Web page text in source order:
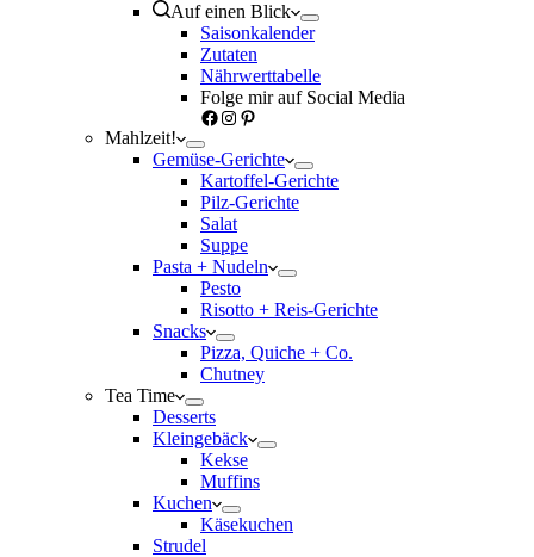
Auf einen Blick
Saisonkalender
Zutaten
Nährwerttabelle
Folge mir auf Social Media
Facebook
Instagram
Pinterest
Mahlzeit!
Gemüse-Gerichte
Kartoffel-Gerichte
Pilz-Gerichte
Salat
Suppe
Pasta + Nudeln
Pesto
Risotto + Reis-Gerichte
Snacks
Pizza, Quiche + Co.
Chutney
Tea Time
Desserts
Kleingebäck
Kekse
Muffins
Kuchen
Käsekuchen
Strudel